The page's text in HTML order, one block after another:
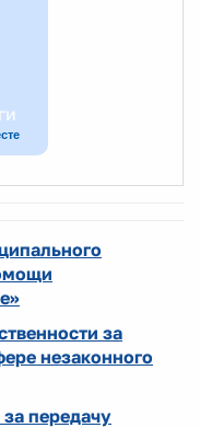
за
незаконного
передачу